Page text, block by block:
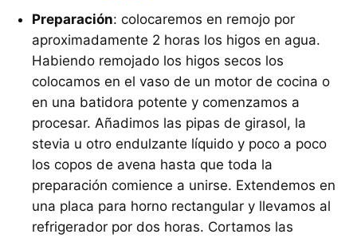
Preparación: colocaremos en remojo por
aproximadamente 2 horas los higos en agua.
Habiendo remojado los higos secos los
colocamos en el vaso de un motor de cocina o
en una batidora potente y comenzamos a
procesar. Añadimos las pipas de girasol, la
stevia u otro endulzante líquido y poco a poco
los copos de avena hasta que toda la
preparación comience a unirse. Extendemos en
una placa para horno rectangular y llevamos al
refrigerador por dos horas. Cortamos las